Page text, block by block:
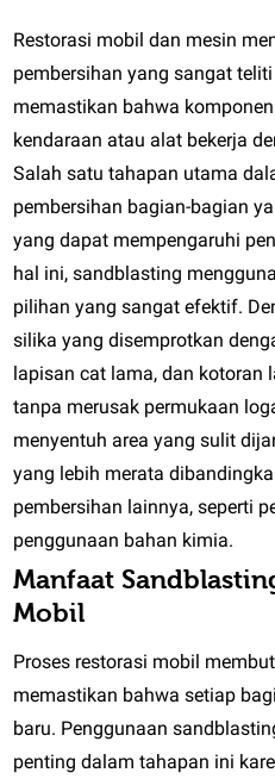
Restorasi mobil dan mesin
pembersihan yang sangat
memastikan bahwa
kendaraan atau alat bekerja
Salah satu tahapan utama
pembersihan bagian-bagian
yang dapat mempengaruhi
hal ini, sandblasting
pilihan yang sangat efektif.
silika yang disemprotkan
lapisan cat lama, dan kotoran
tanpa merusak permukaan
menyentuh area yang sulit
yang lebih merata
pembersihan lainnya, seperti
penggunaan bahan kimia.
Manfaat
Mobil
Proses restorasi mobil
memastikan bahwa setiap
baru. Penggunaan
penting dalam tahapan ini